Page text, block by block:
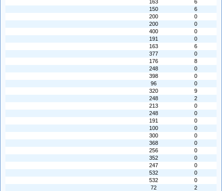
163
6
150
6
200
0
200
0
400
0
191
0
163
6
377
0
176
8
248
0
398
0
96
0
320
9
248
2
213
0
248
0
191
0
100
0
300
0
368
0
256
0
352
0
247
0
532
0
532
0
72
2